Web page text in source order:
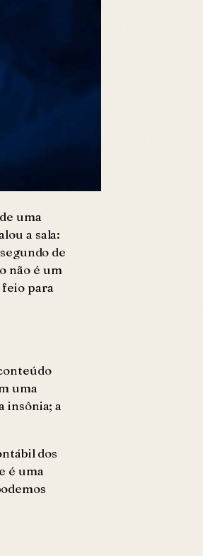
uma
a sala:
de
não é um
para
uma
insônia; a
dos
é uma